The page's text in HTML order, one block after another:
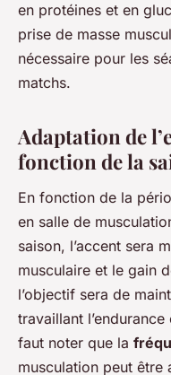
en protéines et en
prise de masse
nécessaire pour les
matchs.
Adaptation de
fonction de la
En fonction de la
en salle de
saison, l’accent sera
musculaire et le gain
l’objectif sera de
travaillant
faut noter que la
musculation peut être